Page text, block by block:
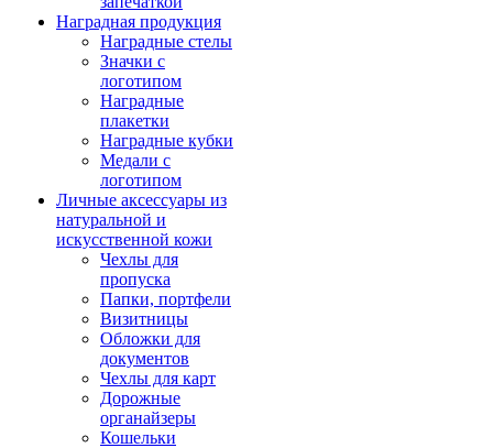
Наградная продукция
Наградные стелы
Значки с
логотипом
Наградные
плакетки
Наградные кубки
Медали с
логотипом
Личные аксессуары из
натуральной и
искусственной кожи
Чехлы для
пропуска
Папки, портфели
Визитницы
Обложки для
документов
Чехлы для карт
Дорожные
органайзеры
Кошельки